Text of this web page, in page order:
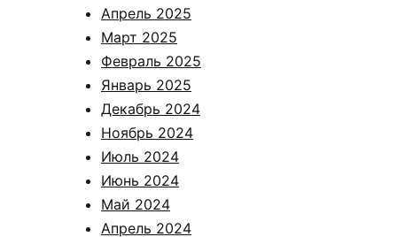
Апрель 2025
Март 2025
Февраль 2025
Январь 2025
Декабрь 2024
Ноябрь 2024
Июль 2024
Июнь 2024
Май 2024
Апрель 2024